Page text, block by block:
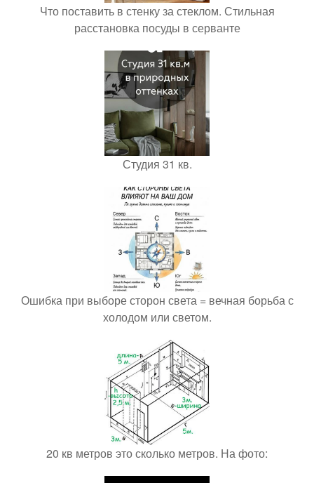
Что поставить в стенку за стеклом. Стильная
расстановка посуды в серванте
Студия 31 кв.
Ошибка при выборе сторон света = вечная борьба с
холодом или светом.
20 кв метров это сколько метров. На фото: